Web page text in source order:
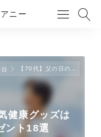
ニー
【70代】父の日の人気健康グッズはこれ！おすすめプレゼント18選
健康グッズは
ント18選